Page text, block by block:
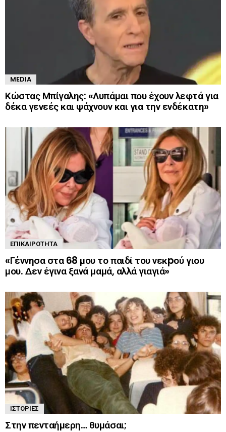
MEDIA
Κώστας Μπίγαλης: «Λυπάμαι που έχουν λεφτά για
δέκα γενεές και ψάχνουν και για την ενδέκατη»
ΕΠΙΚΑΙΡΌΤΗΤΑ
«Γέννησα στα 68 μου το παιδί του νεκpού γιου
μου. Δεν έγινα ξανά μαμά, αλλά γιαγιά»
ΙΣΤΟΡΊΕΣ
Στην πενταήμερη… θυμάσαι;